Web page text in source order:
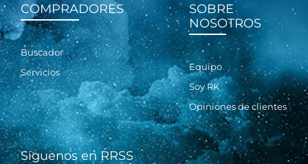
COMPRADORES
Buscador
Servicios
SOBRE
NOSOTROS
Equipo
Soy RK
Opiniones de clientes
Síguenos en RRSS